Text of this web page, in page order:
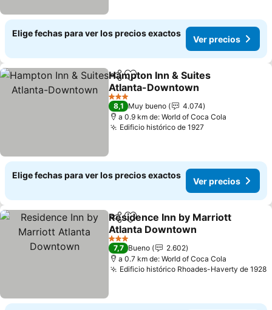
Elige fechas para ver los precios exactos
Ver precios
CompartirAgregar a favoritos
Hampton Inn & Suites
Atlanta-Downtown
3 Estrellas
8,1 Muy bueno
4.074
a 0.9 km de: World of Coca Cola
Edificio histórico de 1927
Elige fechas para ver los precios exactos
Ver precios
CompartirAgregar a favoritos
Residence Inn by Marriott
Atlanta Downtown
3 Estrellas
7,7 Bueno
2.602
a 0.7 km de: World of Coca Cola
Edificio histórico Rhoades-Haverty de 1928